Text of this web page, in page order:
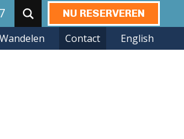
NU RESERVEREN
Zoeken:
Contact English